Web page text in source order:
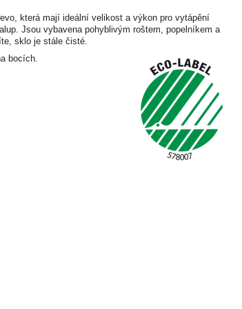
která mají ideální velikost a výkon pro vytápění
Jsou vybavena pohyblivým roštem, popelníkem a
sklo je stále čisté.
bocích.